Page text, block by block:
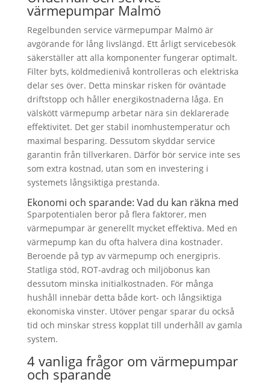
värmepumpar Malmö
Regelbunden service värmepumpar Malmö är
avgörande för lång livslängd. Ett årligt servicebesök
säkerställer att alla komponenter fungerar optimalt.
Filter byts, köldmedienivå kontrolleras och elektriska
delar ses över. Detta minskar risken för oväntade
driftstopp och håller energikostnaderna låga. En
välskött värmepump arbetar nära sin deklarerade
effektivitet. Det ger stabil inomhustemperatur och
maximal besparing. Dessutom skyddar service
garantin från tillverkaren. Därför bör service inte ses
som extra kostnad, utan som en investering i
systemets långsiktiga prestanda.
Ekonomi och sparande: Vad du kan räkna med
Sparpotentialen beror på flera faktorer, men
värmepumpar är generellt mycket effektiva. Med en
värmepump kan du ofta halvera dina kostnader.
Beroende på typ av värmepump och energipris.
Statliga stöd, ROT-avdrag och miljöbonus kan
dessutom minska initialkostnaden. För många
hushåll innebär detta både kort- och långsiktiga
ekonomiska vinster. Utöver pengar sparar du också
tid och minskar stress kopplat till underhåll av gamla
system.
4 vanliga frågor om värmepumpar
och sparande